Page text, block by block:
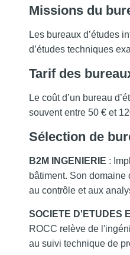
Missions du
Les bureaux d’études
d’études techniques
Tarif des
Le coût d’un bureau
souvent entre 50 € et
Sélection de
B2M INGENIERIE :
bâtiment. Son
au contrôle et aux
SOCIETE D'ETUDES
ROCC relève de
au suivi technique de